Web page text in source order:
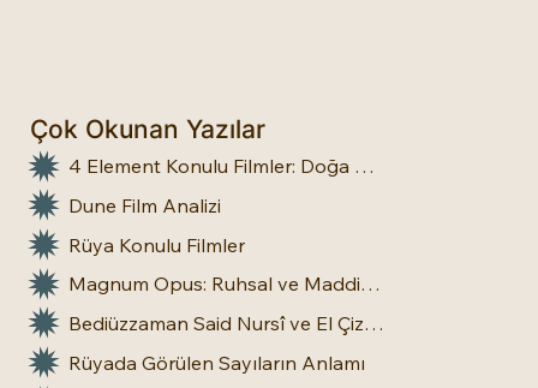
Çok Okunan Yazılar
4 Element Konulu Filmler: Doğa Üstü Güçler
Dune Film Analizi
Rüya Konulu Filmler
Magnum Opus: Ruhsal ve Maddi Dönüşümün Büyük Eseri
Bediüzzaman Said Nursî ve El Çizgileri: İnsan Doğasına Dair Bir Bakış
Rüyada Görülen Sayıların Anlamı